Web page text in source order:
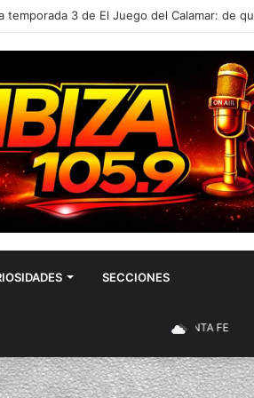
SECCIONES